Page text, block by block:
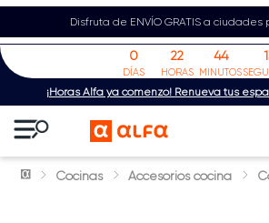
Disfruta de ENVÍO GRATIS a
¡Horas Alfa ya comenzó! Renueva tus
0
DÍAS
22
HORAS
44
MINUTOS
Cocinas Accesorios cocina